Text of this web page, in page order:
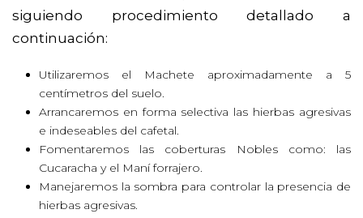
siguiendo procedimiento detallado a
continuación:
Utilizaremos el Machete aproximadamente a 5
centímetros del suelo.
Arrancaremos en forma selectiva las hierbas agresivas
e indeseables del cafetal.
Fomentaremos las coberturas Nobles como: las
Cucaracha y el Maní forrajero.
Manejaremos la sombra para controlar la presencia de
hierbas agresivas.